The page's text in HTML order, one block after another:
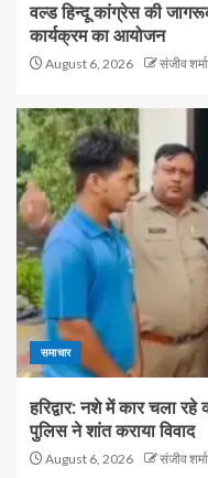
वल्ड हिन्दू कांग्रेस की
कार्यक्रम का आयोजन
August 6, 2026 संजीव शर्मा
समाचार
हरिद्वार: नशे में कार चला
पुलिस ने शांत कराया विवाद
August 6, 2026 संजीव शर्मा